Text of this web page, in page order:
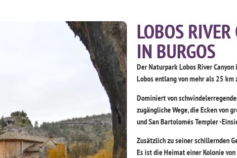
LOBOS
IN BURGOS
Der Naturpark Lobos River
Lobos entlang von mehr als 25 km
Dominiert von
zugängliche Wege, die Ecken von
und San Bartolomés Templer -
Zusätzlich zu seiner schillernden
Es ist die Heimat einer Kolonie von